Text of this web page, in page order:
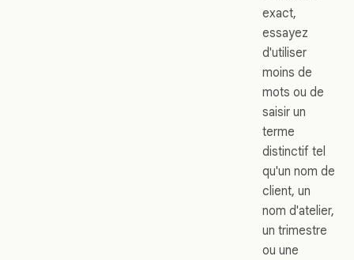
exact,
essayez
d'utiliser
moins de
mots ou de
saisir un
terme
distinctif tel
qu'un nom de
client, un
nom d'atelier,
un trimestre
ou une